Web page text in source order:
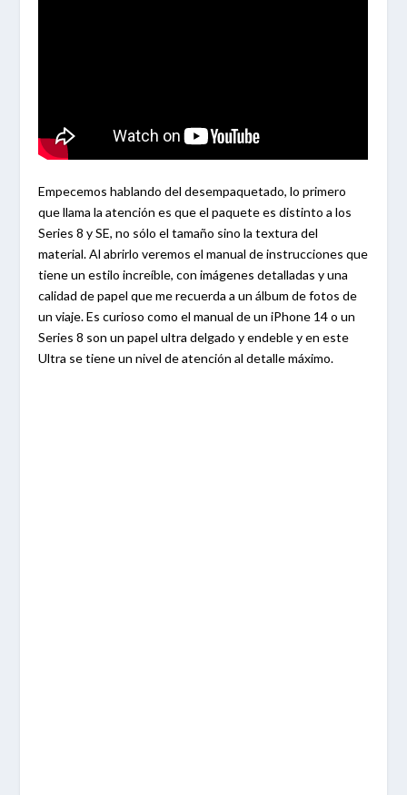
Empecemos hablando del desempaquetado, lo primero
que llama la atención es que el paquete es distinto a los
Series 8 y SE, no sólo el tamaño sino la textura del
material. Al abrirlo veremos el manual de instrucciones que
tiene un estilo increíble, con imágenes detalladas y una
calidad de papel que me recuerda a un álbum de fotos de
un viaje. Es curioso como el manual de un iPhone 14 o un
Series 8 son un papel ultra delgado y endeble y en este
Ultra se tiene un nivel de atención al detalle máximo.